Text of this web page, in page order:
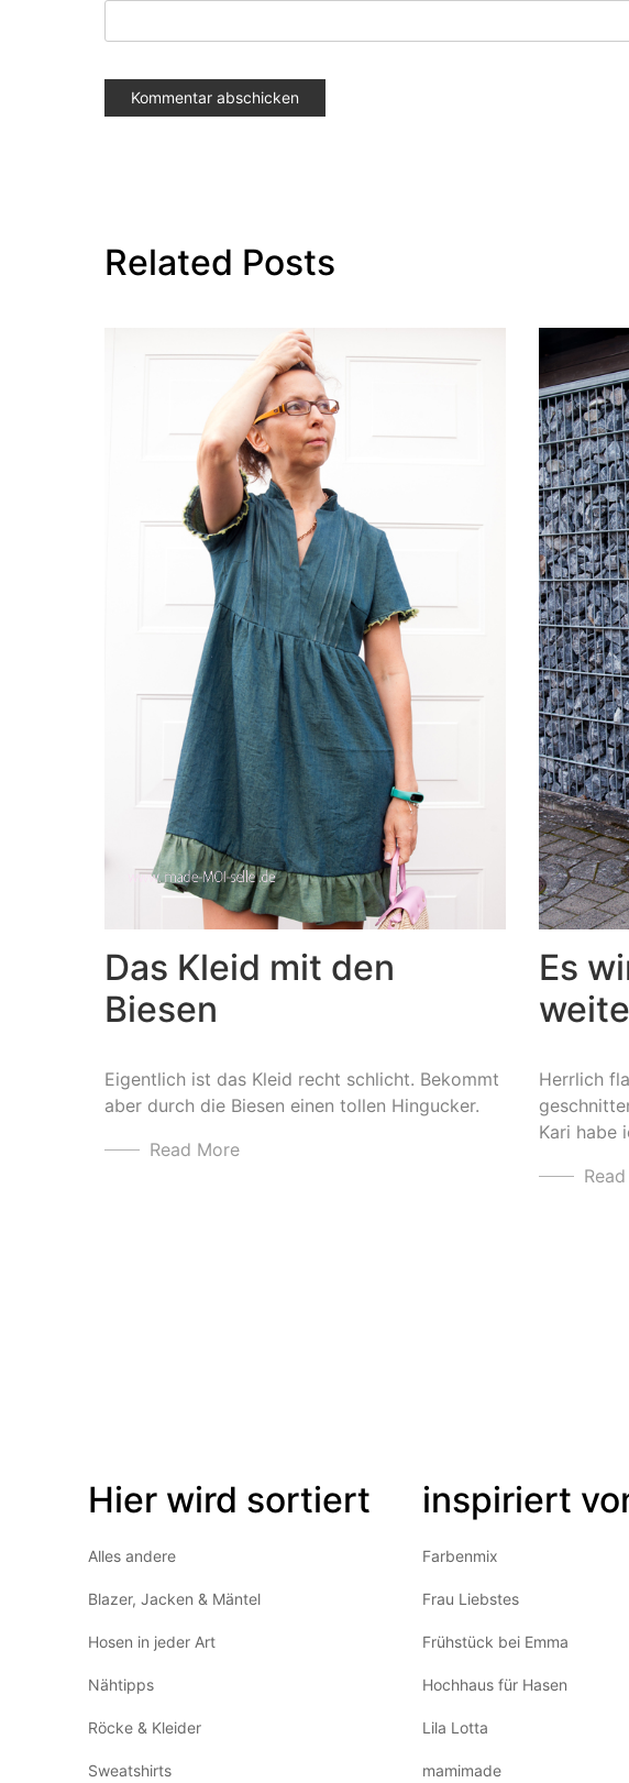
Related Posts
Das Kleid mit den
Biesen
Eigentlich ist das Kleid recht schlicht. Bekommt
aber durch die Biesen einen tollen Hingucker.
Read More
Es
Herrlich
Kari habe
Hier wird sortiert
Alles andere
Blazer, Jacken & Mäntel
Hosen in jeder Art
Nähtipps
Röcke & Kleider
Sweatshirts
inspiriert
Farbenmix
Frau Liebstes
Frühstück bei Emma
Hochhaus für Hasen
Lila Lotta
mamimade